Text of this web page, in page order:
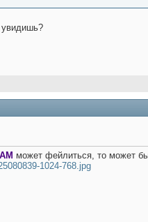
может фейлиться, то может
1024-768.jpg